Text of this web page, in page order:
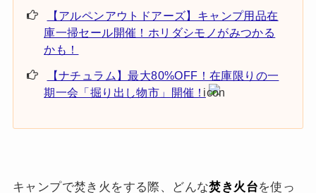
【アルペンアウトドアーズ】キャンプ用品在
庫一掃セール開催！ホリダシモノがみつかる
かも！
【ナチュラム】最大80%OFF！在庫限りの一
期一会「掘り出し物市」開催！
キャンプで焚き火をする際、どんな焚き火台を使っ